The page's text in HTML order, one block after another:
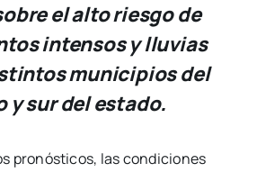
el alto riesgo de
intensos y lluvias
municipios del
y sur del estado.
pronósticos, las condiciones